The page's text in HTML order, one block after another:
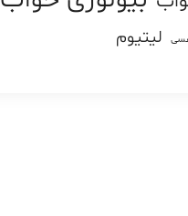
لیتیوم